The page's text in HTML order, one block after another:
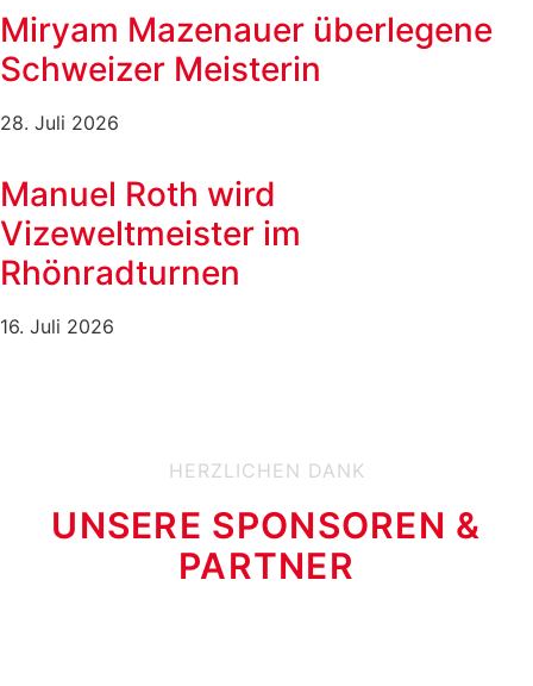
Miryam Mazenauer überlegene
Schweizer Meisterin
28. Juli 2026
Manuel Roth wird
Vizeweltmeister im
Rhönradturnen
16. Juli 2026
HERZLICHEN DANK
UNSERE SPONSOREN &
PARTNER